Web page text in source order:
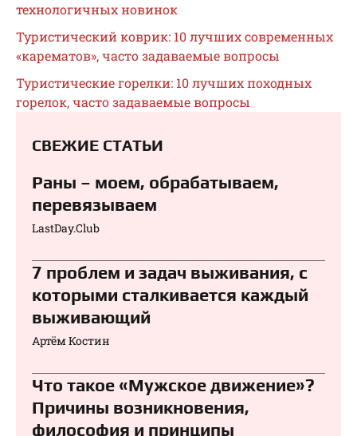
технологичных новинок
Туристический коврик: 10 лучших современных
«карематов», часто задаваемые вопросы
Туристические горелки: 10 лучших походных
горелок, часто задаваемые вопросы
СВЕЖИЕ СТАТЬИ
Раны – моем, обрабатываем,
перевязываем⁠⁠
LastDay.Club
7 проблем и задач выживания, с
которыми сталкивается каждый
выживающий
Артём Костин
Что такое «Мужское движение»?
Причины возникновения,
философия и принципы